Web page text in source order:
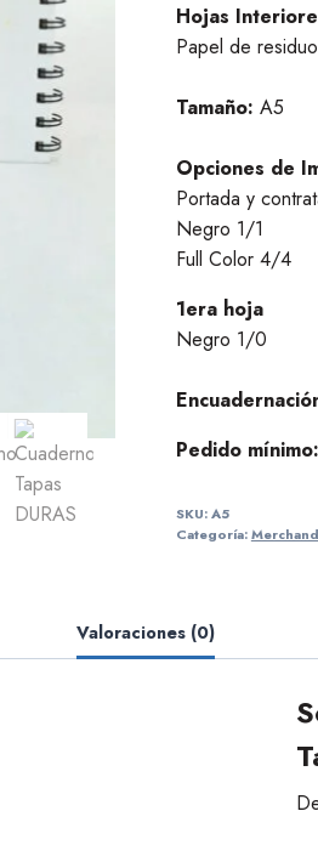
Hojas
Papel de
Tamaño: A5
Opciones de
Portada y
Negro 1/1
Full Color 4/4
1era hoja
Negro 1/0
Pedido mínimo:
SKU:A5
Categoría:
Valoraciones (0)